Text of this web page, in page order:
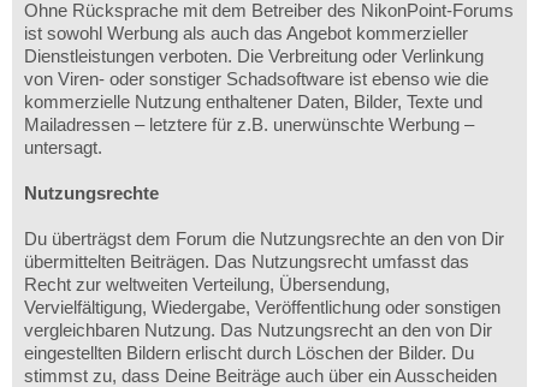
Ohne Rücksprache mit dem Betreiber des NikonPoint-Forums
ist sowohl Werbung als auch das Angebot kommerzieller
Dienstleistungen verboten. Die Verbreitung oder Verlinkung
von Viren- oder sonstiger Schadsoftware ist ebenso wie die
kommerzielle Nutzung enthaltener Daten, Bilder, Texte und
Mailadressen – letztere für z.B. unerwünschte Werbung –
untersagt.
Nutzungsrechte
Du überträgst dem Forum die Nutzungsrechte an den von Dir
übermittelten Beiträgen. Das Nutzungsrecht umfasst das
Recht zur weltweiten Verteilung, Übersendung,
Vervielfältigung, Wiedergabe, Veröffentlichung oder sonstigen
vergleichbaren Nutzung. Das Nutzungsrecht an den von Dir
eingestellten Bildern erlischt durch Löschen der Bilder. Du
stimmst zu, dass Deine Beiträge auch über ein Ausscheiden